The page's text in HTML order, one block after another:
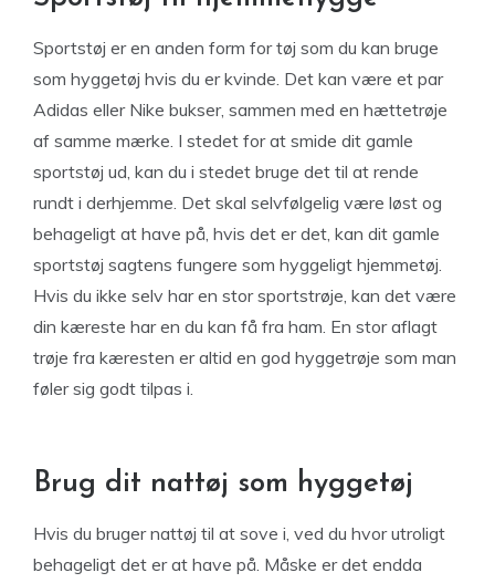
Sportstøj er en anden form for tøj som du kan bruge
som hyggetøj hvis du er kvinde. Det kan være et par
Adidas eller Nike bukser, sammen med en hættetrøje
af samme mærke. I stedet for at smide dit gamle
sportstøj ud, kan du i stedet bruge det til at rende
rundt i derhjemme. Det skal selvfølgelig være løst og
behageligt at have på, hvis det er det, kan dit gamle
sportstøj sagtens fungere som hyggeligt hjemmetøj.
Hvis du ikke selv har en stor sportstrøje, kan det være
din kæreste har en du kan få fra ham. En stor aflagt
trøje fra kæresten er altid en god hyggetrøje som man
føler sig godt tilpas i.
Brug dit nattøj som hyggetøj
Hvis du bruger nattøj til at sove i, ved du hvor utroligt
behageligt det er at have på. Måske er det endda